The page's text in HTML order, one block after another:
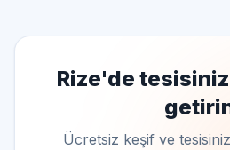
Rize'de
Ücretsiz keşif ve